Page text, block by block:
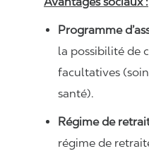
Programme
la possibilité de
facultatives
santé).
Régime de
régime de